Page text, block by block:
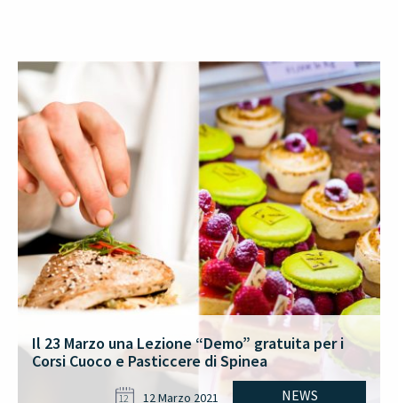
Il 23 Marzo una Lezione “Demo” gratuita per i
Corsi Cuoco e Pasticcere di Spinea
NEWS
12 12 Marzo 2021